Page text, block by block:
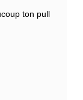
ton pull